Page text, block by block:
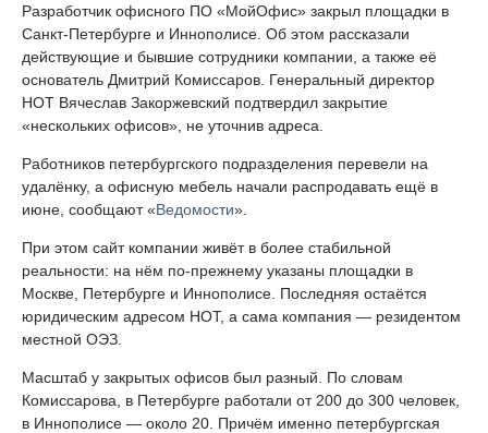
Разработчик офисного ПО «МойОфис» закрыл площадки в
Санкт-Петербурге и Иннополисе. Об этом рассказали
действующие и бывшие сотрудники компании, а также её
основатель Дмитрий Комиссаров. Генеральный директор
НОТ Вячеслав Закоржевский подтвердил закрытие
«нескольких офисов», не уточнив адреса.
Работников петербургского подразделения перевели на
удалёнку, а офисную мебель начали распродавать ещё в
июне, сообщают «Ведомости».
При этом сайт компании живёт в более стабильной
реальности: на нём по-прежнему указаны площадки в
Москве, Петербурге и Иннополисе. Последняя остаётся
юридическим адресом НОТ, а сама компания — резидентом
местной ОЭЗ.
Масштаб у закрытых офисов был разный. По словам
Комиссарова, в Петербурге работали от 200 до 300 человек,
в Иннополисе — около 20. Причём именно петербургская